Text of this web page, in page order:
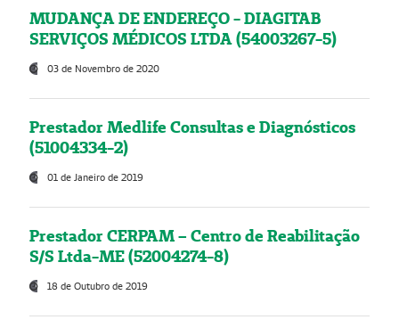
MUDANÇA DE ENDEREÇO - DIAGITAB
SERVIÇOS MÉDICOS LTDA (54003267-5)
03 de Novembro de 2020
Prestador Medlife Consultas e Diagnósticos
(51004334-2)
01 de Janeiro de 2019
Prestador CERPAM – Centro de Reabilitação
S/S Ltda-ME (52004274-8)
18 de Outubro de 2019